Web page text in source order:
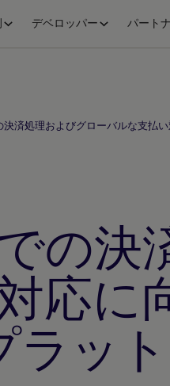
デベロッパー パート
決済処理およびグローバルな支払
の決
応に
ラッ